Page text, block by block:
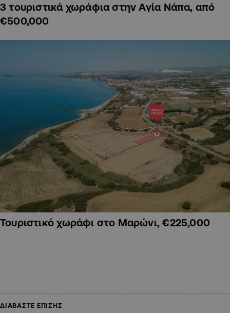
3 τουριστικά χωράφια στην Αγία Νάπα, από
€500,000
Τουριστικό χωράφι στο Μαρώνι, €225,000
ΔΙΑΒΑΣΤΕ ΕΠΙΣΗΣ